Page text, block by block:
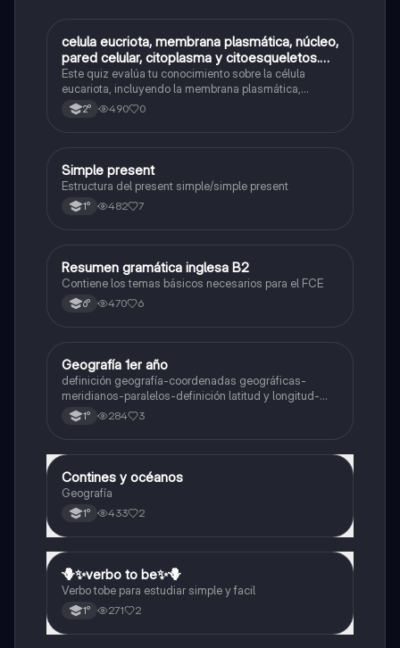
CBiología
celula eucriota, membrana plasmática, núcleo,
pared celular, citoplasma y citoesqueletos.
nombre se las partes de la celula eucariota
Este quiz evalúa tu conocimiento sobre la célula
eucariota, incluyendo la membrana plasmática,
núcleo, pared celular, citoplasma y citoesqueleto.
2° 490 0
Inglés
Simple present
Estructura del present simple/simple present
1° 482 7
Inglés
Resumen gramática inglesa B2
Contiene los temas básicos necesarios para el FCE
6° 470 6
Geografía
Geografía 1er año
definición geografía-coordenadas geográficas-
meridianos-paralelos-definición latitud y longitud-
elementos del mapa-definición mapa-localización
relativa y absoluta
1° 284 3
Geografía
Contines y océanos
Geografía
1° 433 2
Inglés
🪻✨️verbo to be✨️🪻
Verbo tobe para estudiar simple y facil
1° 271 2